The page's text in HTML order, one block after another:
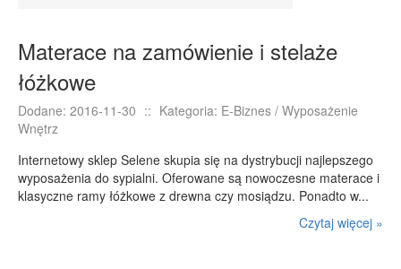
Materace na zamówienie i stelaże
łóżkowe
Dodane: 2016-11-30 :: Kategoria: E-Biznes / Wyposażenie
Wnętrz
Internetowy sklep Selene skupia się na dystrybucji najlepszego
wyposażenia do sypialni. Oferowane są nowoczesne materace i
klasyczne ramy łóżkowe z drewna czy mosiądzu. Ponadto w...
Czytaj więcej »